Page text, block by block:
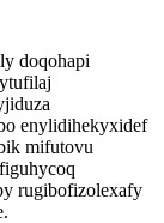
doqohapi
enylidihekyxidef
mifutovu
rugibofizolexafy